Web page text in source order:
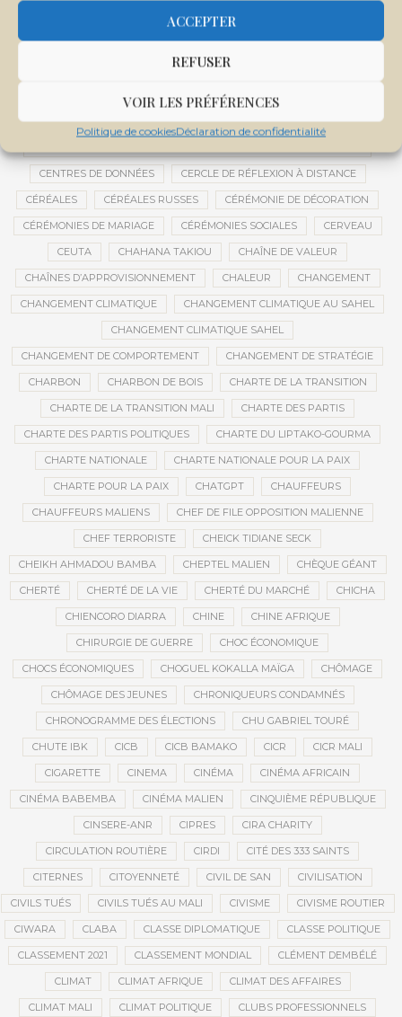
ACCEPTER
REFUSER
VOIR LES PRÉFÉRENCES
Politique de cookiesDéclaration de confidentialité
CENTRALE SOLAIRE DE SANANKOROBA
CENTRE D'INTELLIGENCE ARTIFICIELLE
CENTRE DE SANTÉ COMMUNAUTAIRE
CENTRE INTERNATIONAL DE CONFÉRENCES DE BAMAKO
CENTRE MALI
CENTRES DE DONNÉES CERCLE DE RÉFLEXION À DISTANCE
CÉRÉALES CÉRÉALES RUSSES CÉRÉMONIE DE DÉCORATION
CÉRÉMONIES DE MARIAGE CÉRÉMONIES SOCIALES CERVEAU
CEUTA CHAHANA TAKIOU CHAÎNE DE VALEUR
CHAÎNES D’APPROVISIONNEMENT CHALEUR CHANGEMENT
CHANGEMENT CLIMATIQUE CHANGEMENT CLIMATIQUE AU SAHEL
CHANGEMENT CLIMATIQUE SAHEL
CHANGEMENT DE COMPORTEMENT CHANGEMENT DE STRATÉGIE
CHARBON CHARBON DE BOIS CHARTE DE LA TRANSITION
CHARTE DE LA TRANSITION MALI CHARTE DES PARTIS
CHARTE DES PARTIS POLITIQUES CHARTE DU LIPTAKO-GOURMA
CHARTE NATIONALE CHARTE NATIONALE POUR LA PAIX
CHARTE POUR LA PAIX CHATGPT CHAUFFEURS
CHAUFFEURS MALIENS CHEF DE FILE OPPOSITION MALIENNE
CHEF TERRORISTE CHEICK TIDIANE SECK
CHEIKH AHMADOU BAMBA CHEPTEL MALIEN CHÈQUE GÉANT
CHERTÉ CHERTÉ DE LA VIE CHERTÉ DU MARCHÉ CHICHA
CHIENCORO DIARRA CHINE CHINE AFRIQUE
CHIRURGIE DE GUERRE CHOC ÉCONOMIQUE
CHOCS ÉCONOMIQUES CHOGUEL KOKALLA MAÏGA CHÔMAGE
CHÔMAGE DES JEUNES CHRONIQUEURS CONDAMNÉS
CHRONOGRAMME DES ÉLECTIONS CHU GABRIEL TOURÉ
CHUTE IBK CICB CICB BAMAKO CICR CICR MALI
CIGARETTE CINEMA CINÉMA CINÉMA AFRICAIN
CINÉMA BABEMBA CINÉMA MALIEN CINQUIÈME RÉPUBLIQUE
CINSERE-ANR CIPRES CIRA CHARITY
CIRCULATION ROUTIÈRE CIRDI CITÉ DES 333 SAINTS
CITERNES CITOYENNETÉ CIVIL DE SAN CIVILISATION
CIVILS TUÉS CIVILS TUÉS AU MALI CIVISME CIVISME ROUTIER
CIWARA CLABA CLASSE DIPLOMATIQUE CLASSE POLITIQUE
CLASSEMENT 2021 CLASSEMENT MONDIAL CLÉMENT DEMBÉLÉ
CLIMAT CLIMAT AFRIQUE CLIMAT DES AFFAIRES
CLIMAT MALI CLIMAT POLITIQUE CLUBS PROFESSIONNELS